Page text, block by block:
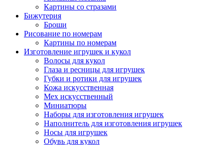
Картины co стразами
Бижутерия
Броши
Рисование по номерам
Картины по номерам
Изготовление игрушек и кукол
Волосы для кукол
Глаза и ресницы для игрушек
Губки и ротики для игрушек
Кожа искусственная
Мех искусственный
Миниатюры
Наборы для изготовления игрушек
Наполнитель для изготовления игрушек
Носы для игрушек
Обувь для кукол